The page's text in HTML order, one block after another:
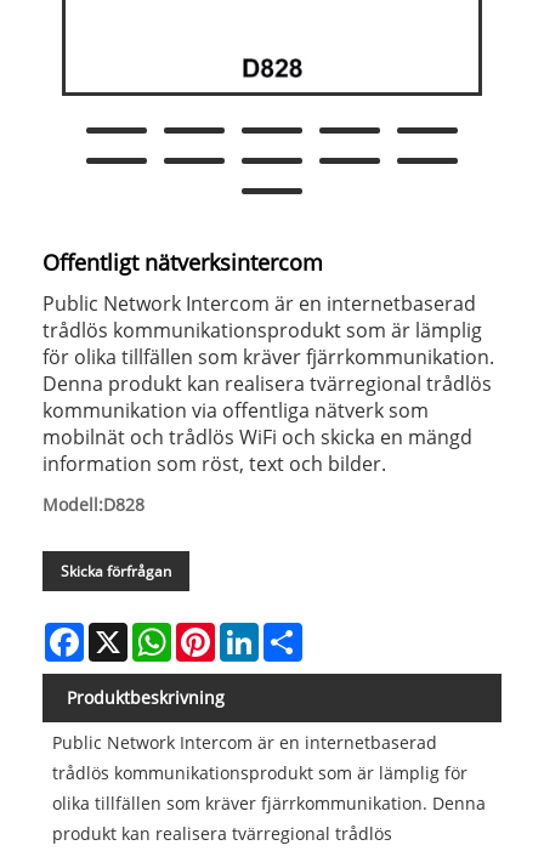
Offentligt nätverksintercom
Public Network Intercom är en internetbaserad
trådlös kommunikationsprodukt som är lämplig
för olika tillfällen som kräver fjärrkommunikation.
Denna produkt kan realisera tvärregional trådlös
kommunikation via offentliga nätverk som
mobilnät och trådlös WiFi och skicka en mängd
information som röst, text och bilder.
Modell:D828
Skicka förfrågan
Facebook
X WhatsAppPinterestLinkedIn
Produktbeskrivning
Public Network Intercom är en internetbaserad
trådlös kommunikationsprodukt som är lämplig för
olika tillfällen som kräver fjärrkommunikation. Denna
produkt kan realisera tvärregional trådlös